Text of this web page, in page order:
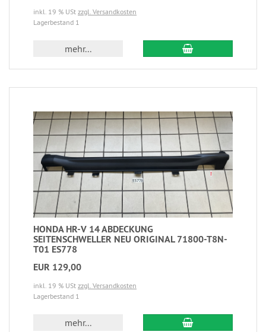
inkl. 19 % USt zzgl. Versandkosten
Lagerbestand 1
mehr...
HONDA HR-V 14 ABDECKUNG
SEITENSCHWELLER NEU ORIGINAL 71800-T8N-
T01 ES778
EUR 129,00
inkl. 19 % USt zzgl. Versandkosten
Lagerbestand 1
mehr...